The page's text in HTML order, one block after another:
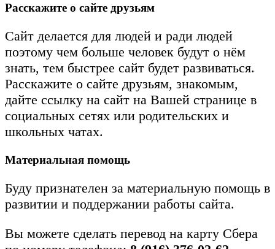
Расскажите о сайте друзьям
Сайт делается для людей и ради людей
поэтому чем больше человек будут о нём
знать, тем быстрее сайт будет развиваться.
Расскажите о сайте друзьям, знакомым,
дайте ссылку на сайт на Вашей странице в
социальных сетях или родительских и
школьных чатах.
Материальная помощь
Буду признателен за материальную помощь в
развитии и поддержании работы сайта.
Вы можете сделать перевод на карту Сбера